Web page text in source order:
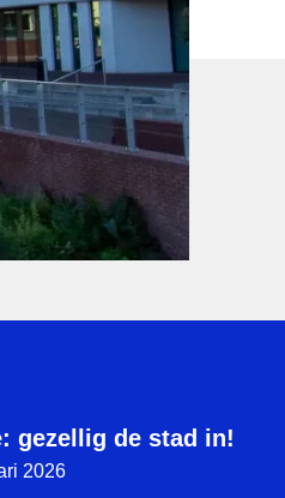
gezellig de stad in!
2026